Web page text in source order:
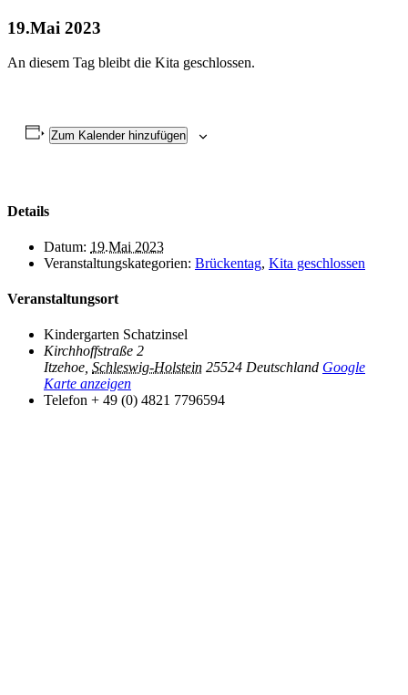
19.Mai 2023
An diesem Tag bleibt die Kita geschlossen.
Zum Kalender hinzufügen
Details
Datum: 19.Mai 2023
Veranstaltungskategorien: Brückentag, Kita geschlossen
Veranstaltungsort
Kindergarten Schatzinsel
Kirchhoffstraße 2
Itzehoe, Schleswig-Holstein 25524 Deutschland Google
Karte anzeigen
Telefon + 49 (0) 4821 7796594